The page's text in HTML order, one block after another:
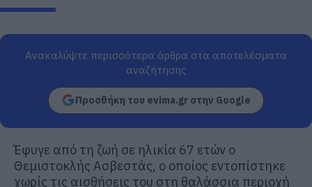
Ανακαλύψτε περισσότερα άρθρα στα αποτελέσματα
αναζήτησης
Προσθήκη του evima.gr στην Google
Έφυγε από τη ζωή σε ηλικία 67 ετών ο
Θεμιστοκλής Ασβεστάς, ο οποίος εντοπίστηκε
χωρίς τις αισθήσεις του στη θαλάσσια περιοχή